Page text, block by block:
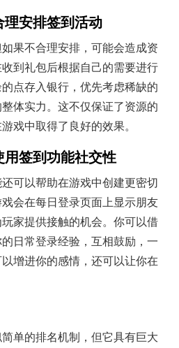
安排签到活动
果不合理安排，可能会造成资
到礼包后根据自己的需要进行
点存入银行，优先考虑稀缺的
体实力。这不仅保证了资源的
戏中取得了良好的效果。
签到功能社交性
可以帮助在游戏中创建更密切
会在每日登录页面上显示朋友
家提供接触的机会。你可以借
日常登录经验，互相鼓励，一
增进你的感情，还可以让你在
单的排名机制，但它具有巨大